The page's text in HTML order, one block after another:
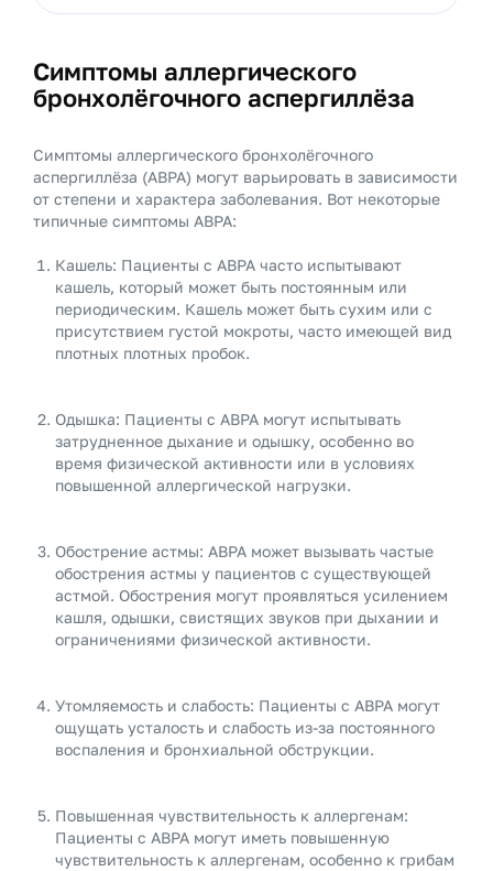
Симптомы аллергического
бронхолёгочного аспергиллёза
Симптомы аллергического бронхолёгочного
аспергиллёза (ABPA) могут варьировать в зависимости
от степени и характера заболевания. Вот некоторые
типичные симптомы ABPA:
Кашель: Пациенты с ABPA часто испытывают
кашель, который может быть постоянным или
периодическим. Кашель может быть сухим или с
присутствием густой мокроты, часто имеющей вид
плотных плотных пробок.
Одышка: Пациенты с ABPA могут испытывать
затрудненное дыхание и одышку, особенно во
время физической активности или в условиях
повышенной аллергической нагрузки.
Обострение астмы: ABPA может вызывать частые
обострения астмы у пациентов с существующей
астмой. Обострения могут проявляться усилением
кашля, одышки, свистящих звуков при дыхании и
ограничениями физической активности.
Утомляемость и слабость: Пациенты с ABPA могут
ощущать усталость и слабость из-за постоянного
воспаления и бронхиальной обструкции.
Повышенная чувствительность к аллергенам:
Пациенты с ABPA могут иметь повышенную
чувствительность к аллергенам, особенно к грибам